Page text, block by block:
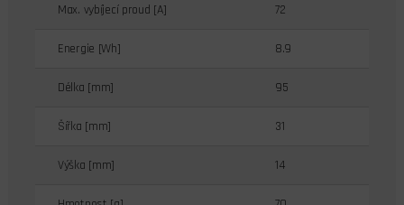
Max. vybíjecí proud [A] 72
Energie [Wh] 8.9
Délka [mm] 95
Šířka [mm] 31
Výška [mm] 14